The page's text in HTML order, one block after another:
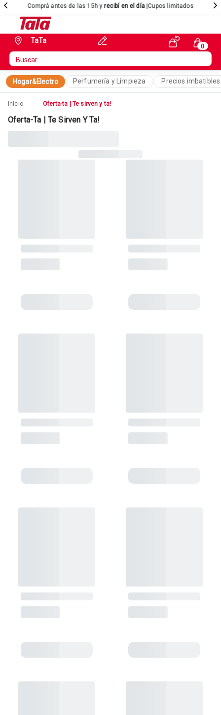
Comprá antes de las 15h y recibí en el día|Cupos limitados
TaTa
Hogar&Electro Perfumería y Limpieza Precios imbatibles
Inicio Oferta-ta | Te sirven y ta!
Oferta-Ta | Te Sirven Y Ta!